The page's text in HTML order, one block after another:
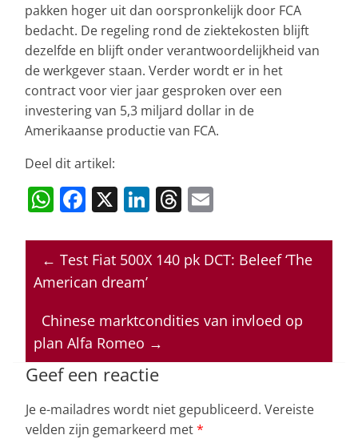
pakken hoger uit dan oorspronkelijk door FCA
bedacht. De regeling rond de ziektekosten blijft
dezelfde en blijft onder verantwoordelijkheid van
de werkgever staan. Verder wordt er in het
contract voor vier jaar gesproken over een
investering van 5,3 miljard dollar in de
Amerikaanse productie van FCA.
Deel dit artikel:
W
at
s
p
p
F
c
e
o
o
k
X Li
k
e
n
T
re
a
s
ai
l
← Test Fiat 500X 140 pk DCT: Beleef ‘The
American dream’
Chinese marktcondities van invloed op
plan Alfa Romeo →
Geef een reactie
Je e-mailadres wordt niet gepubliceerd. Vereiste
velden zijn gemarkeerd met*